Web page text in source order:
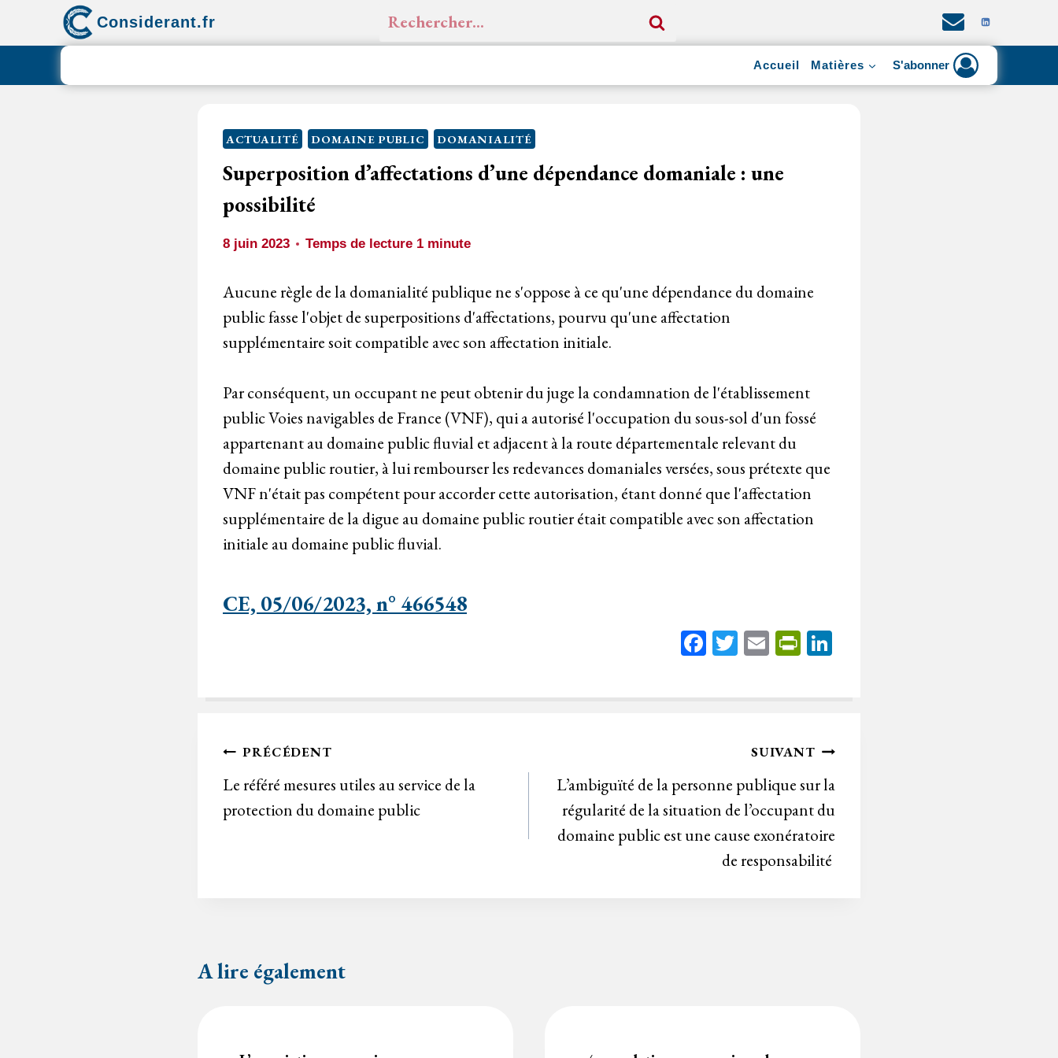
Considerant.fr Rechercher :
Accueil Matières S'abonner
ACTUALITÉ DOMAINE PUBLIC DOMANIALITÉ
Superposition d’affectations d’une dépendance domaniale : une
possibilité
8 juin 2023 Temps de lecture 1 minute
Aucune règle de la domanialité publique ne s'oppose à ce qu'une dépendance du domaine
public fasse l'objet de superpositions d'affectations, pourvu qu'une affectation
supplémentaire soit compatible avec son affectation initiale.
Par conséquent, un occupant ne peut obtenir du juge la condamnation de l'établissement
public Voies navigables de France (VNF), qui a autorisé l'occupation du sous-sol d'un fossé
appartenant au domaine public fluvial et adjacent à la route départementale relevant du
domaine public routier, à lui rembourser les redevances domaniales versées, sous prétexte que
VNF n'était pas compétent pour accorder cette autorisation, étant donné que l'affectation
supplémentaire de la digue au domaine public routier était compatible avec son affectation
initiale au domaine public fluvial.
CE, 05/06/2023, n° 466548
Fa
bo
T
tt
E
ail
Pr
tF
n
y
ed
Navigation
de
l’article
PRÉCÉDENT
Le référé mesures utiles au service de la
protection du domaine public
SUIVANT
L’ambiguïté de la personne publique sur la
régularité de la situation de l’occupant du
domaine public est une cause exonératoire
de responsabilité
A lire également